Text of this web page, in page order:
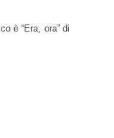
è “Era, ora” di